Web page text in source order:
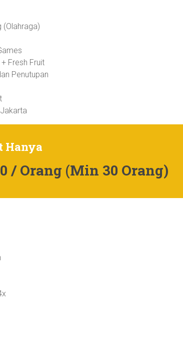
(Olahraga)
Fresh Fruit
Penutupan
Hanya
/ Orang (Min 30 Orang)